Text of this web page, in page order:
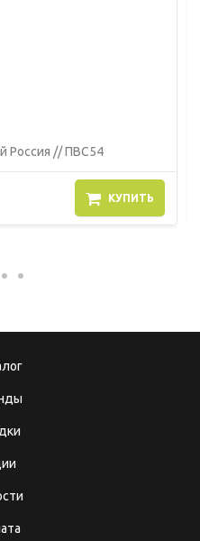
Россия // ПВС54
КУПИТЬ